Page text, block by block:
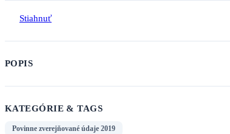
Stiahnuť
POPIS
KATEGÓRIE & TAGS
Povinne zverejňované údaje 2019